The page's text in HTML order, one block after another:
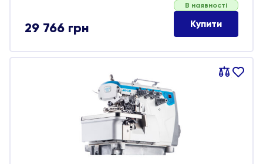
29 766 грн
В наявності
Купити
Порівняти
В